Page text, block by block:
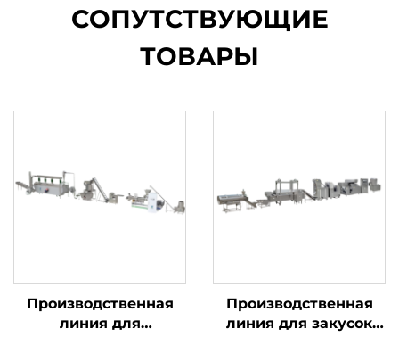
СОПУТСТВУЮЩИЕ
ТОВАРЫ
Производственная
линия для
Производственная
линия для закусок